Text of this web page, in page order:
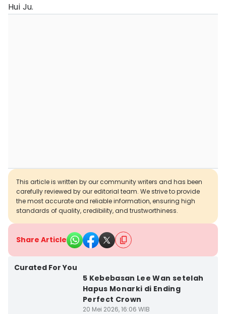
Hui Ju.
This article is written by our community writers and has been
carefully reviewed by our editorial team. We strive to provide
the most accurate and reliable information, ensuring high
standards of quality, credibility, and trustworthiness.
Share Article
Curated For You
5 Kebebasan Lee Wan setelah
Hapus Monarki di Ending
Perfect Crown
20 Mei 2026, 16:06 WIB